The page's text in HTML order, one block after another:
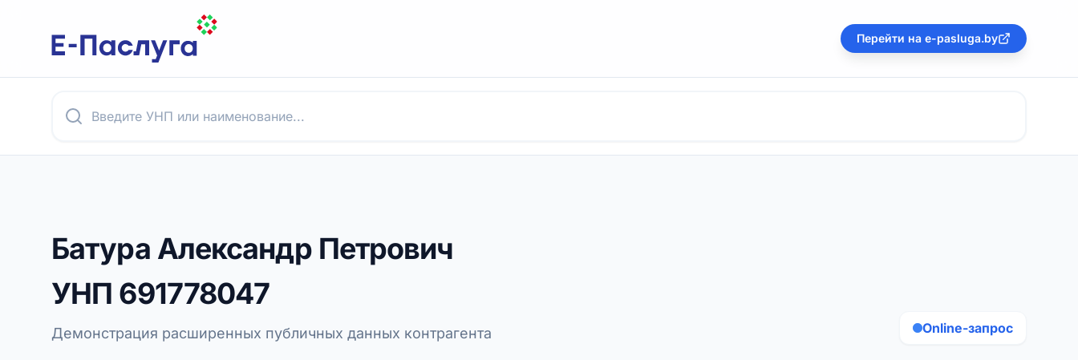
Перейти на e-pasluga.by
Батура Александр Петрович
УНП 691778047
Демонстрация расширенных публичных данных контрагента Online-запрос